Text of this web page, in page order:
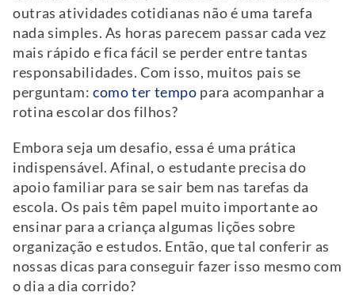
outras atividades cotidianas não é uma tarefa
nada simples. As horas parecem passar cada vez
mais rápido e fica fácil se perder entre tantas
responsabilidades. Com isso, muitos pais se
perguntam: como ter tempo para acompanhar a
rotina escolar dos filhos?
Embora seja um desafio, essa é uma prática
indispensável. Afinal, o estudante precisa do
apoio familiar para se sair bem nas tarefas da
escola. Os pais têm papel muito importante ao
ensinar para a criança algumas lições sobre
organização e estudos. Então, que tal conferir as
nossas dicas para conseguir fazer isso mesmo com
o dia a dia corrido?